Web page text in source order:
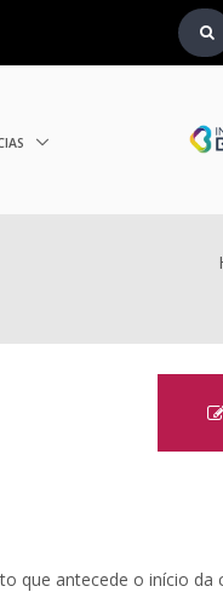
que antecede o início da